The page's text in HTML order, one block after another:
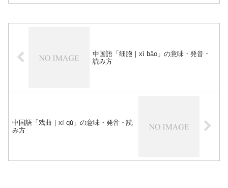
中国語「细胞｜xì bāo」の意味・発音・
読み方
中国語「戏曲｜xì qǔ」の意味・発音・読
み方